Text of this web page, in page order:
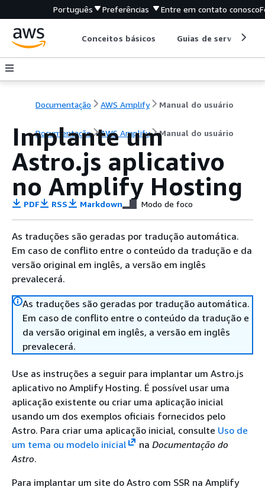
Português Preferências Entre em contato conosco
Conceitos básicos Guias de serviço
Documentação AWS Amplify Manual do usuário
Documentação AWS Amplify Manual do usuário
Implante um
Astro.js aplicativo
no Amplify Hosting
PDF RSS Markdown Modo de foco
As traduções são geradas por tradução automática.
Em caso de conflito entre o conteúdo da tradução e da
versão original em inglês, a versão em inglês
prevalecerá.
As traduções são geradas por tradução automática.
Em caso de conflito entre o conteúdo da tradução e
da versão original em inglês, a versão em inglês
prevalecerá.
Use as instruções a seguir para implantar um Astro.js
aplicativo no Amplify Hosting. É possível usar uma
aplicação existente ou criar uma aplicação inicial
usando um dos exemplos oficiais fornecidos pelo
Astro. Para criar uma aplicação inicial, consulte Uso de
um tema ou modelo inicial
na Documentação do
Astro.
Para implantar um site do Astro com SSR na Amplify